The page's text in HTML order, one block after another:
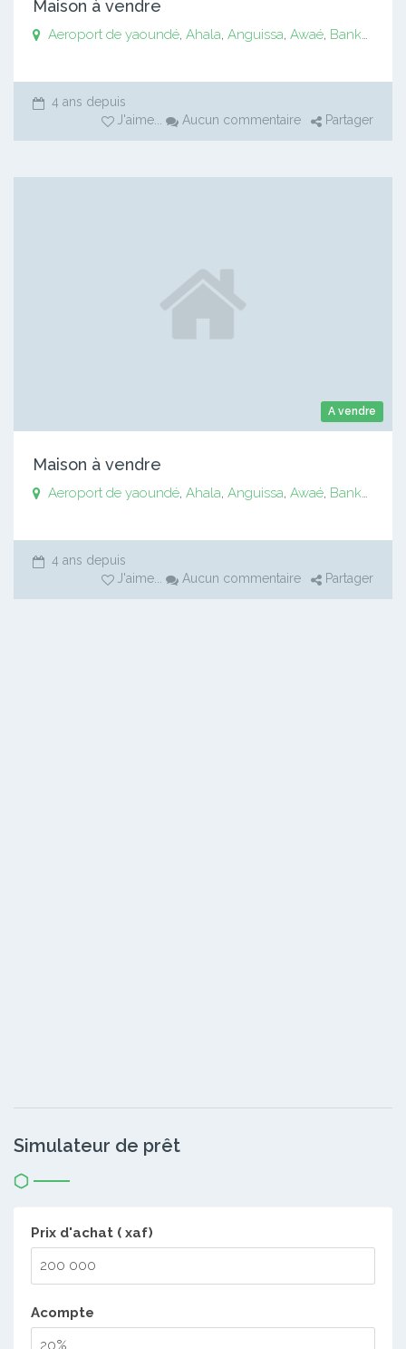
Maison à vendre
Aeroport de yaoundé, Ahala, Anguissa, Awaé, Bankomo
4 ans depuis
J'aime... Aucun commentaire Partager
A vendre
Maison à vendre
Aeroport de yaoundé, Ahala, Anguissa, Awaé, Bankomo
4 ans depuis
J'aime ... Aucun commentaire Partager
Simulateur de prêt
Prix d'achat ( xaf)
Acompte